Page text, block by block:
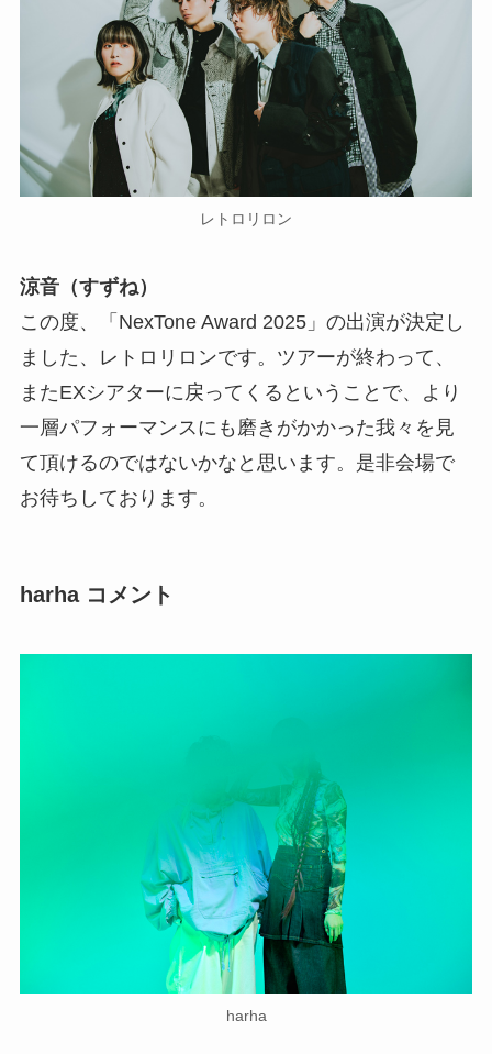
レトロリロン
涼音（すずね）
この度、「NexTone Award 2025」の出演が決定し
ました、レトロリロンです。ツアーが終わって、
またEXシアターに戻ってくるということで、より
一層パフォーマンスにも磨きがかかった我々を見
て頂けるのではないかなと思います。是非会場で
お待ちしております。
harha コメント
harha